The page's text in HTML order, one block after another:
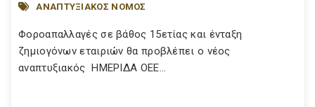
ΑΝΑΠΤΥΞΙΑΚΟΣ ΝΟΜΟΣ
Φοροαπαλλαγές σε βάθος 15ετίας και ένταξη
ζημιογόνων εταιριών θα προβλέπει ο νέος
αναπτυξιακός ΗΜΕΡΙΔΑ ΟΕΕ...